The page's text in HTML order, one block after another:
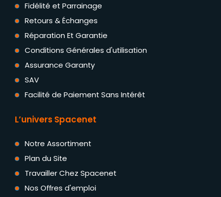
Fidélité et Parrainage
Retours & Échanges
Réparation Et Garantie
Conditions Générales d'utilisation
Assurance Garanty
SAV
Facilité de Paiement Sans Intérêt
L’univers Spacenet
Notre Assortiment
Plan du Site
Travailler Chez Spacenet
Nos Offres d'emploi